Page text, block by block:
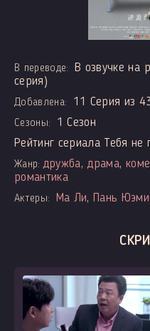
В переводе:
В озвучке на
серия)
Добавлена: 11 Серия из
Сезоны:
1 Сезон
Рейтинг сериала Тебя не
Жанр: дружба, драма,
романтика
Актеры: Ма Ли, Пань